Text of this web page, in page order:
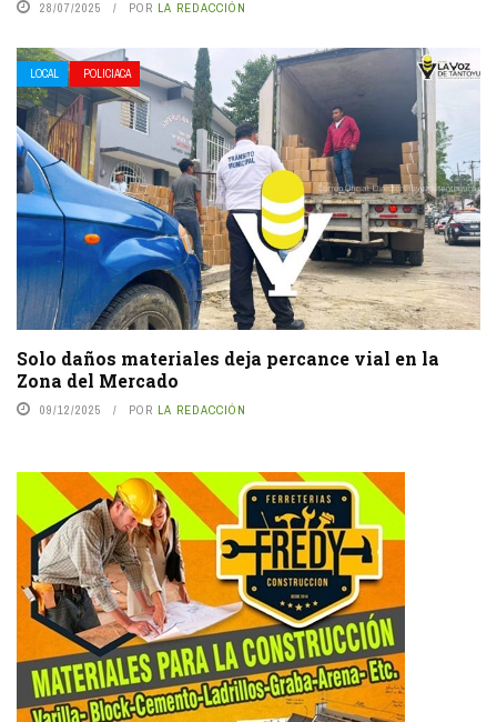
28/07/2025 POR LA REDACCIÓN
LOCAL POLICIACA
Solo daños materiales deja percance vial en la
Zona del Mercado
09/12/2025 POR LA REDACCIÓN